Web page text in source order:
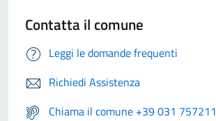
Contatta il comune
Leggi le domande frequenti
Richiedi Assistenza
Chiama il comune +39 031 757211